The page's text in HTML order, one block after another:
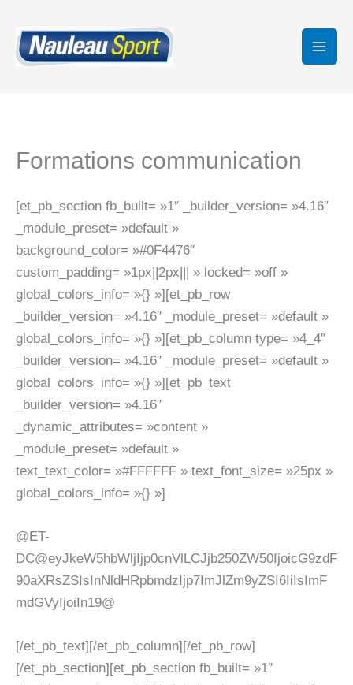
contenu
Formations communication
[et_pb_section fb_built= »1″ _builder_version= »4.16″
_module_preset= »default »
background_color= »#0F4476″
custom_padding= »1px||2px||| » locked= »off »
global_colors_info= »{} »][et_pb_row
_builder_version= »4.16″ _module_preset= »default »
global_colors_info= »{} »][et_pb_column type= »4_4″
_builder_version= »4.16″ _module_preset= »default »
global_colors_info= »{} »][et_pb_text
_builder_version= »4.16″
_dynamic_attributes= »content »
_module_preset= »default »
text_text_color= »#FFFFFF » text_font_size= »25px »
global_colors_info= »{} »]
@ET-
DC@eyJkeW5hbWljIjp0cnVlLCJjb250ZW50IjoicG9zdF
90aXRsZSIsInNldHRpbmdzIjp7ImJlZm9yZSI6IiIsImF
mdGVyIjoiIn19@
[/et_pb_text][/et_pb_column][/et_pb_row]
[/et_pb_section][et_pb_section fb_built= »1″